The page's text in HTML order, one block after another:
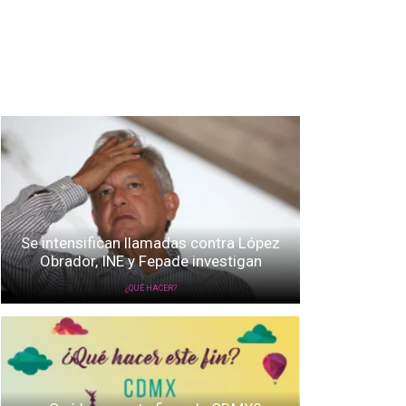
Se intensifican llamadas contra López
Obrador, INE y Fepade investigan
¿QUÉ HACER?